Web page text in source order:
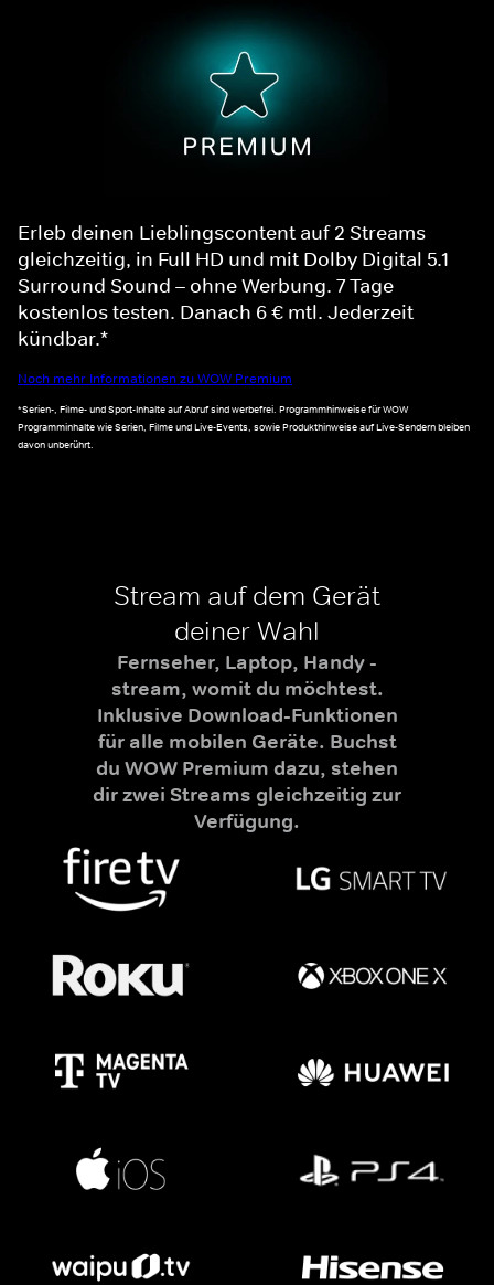
Erleb deinen Lieblingscontent auf 2 Streams
gleichzeitig, in Full HD und mit Dolby Digital 5.1
Surround Sound – ohne Werbung. 7 Tage
kostenlos testen. Danach 6 € mtl. Jederzeit
kündbar.*
Noch mehr Informationen zu WOW Premium
*Serien-, Filme- und Sport-Inhalte auf Abruf sind werbefrei. Programmhinweise für WOW
Programminhalte wie Serien, Filme und Live-Events, sowie Produkthinweise auf Live-Sendern bleiben
davon unberührt.
Stream auf dem Gerät
deiner Wahl
Fernseher, Laptop, Handy -
stream, womit du möchtest.
Inklusive Download-Funktionen
für alle mobilen Geräte. Buchst
du WOW Premium dazu, stehen
dir zwei Streams gleichzeitig zur
Verfügung.